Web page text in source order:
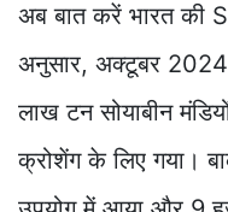
अब बात करें भारत की
अनुसार, अक्टूबर
लाख टन सोयाबीन
क्रोशेंग के लिए गया।